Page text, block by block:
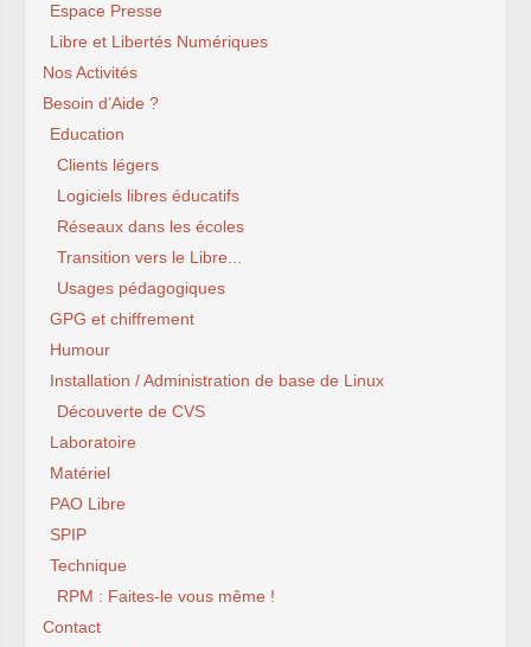
Espace Presse
Libre et Libertés Numériques
Nos Activités
Besoin d’Aide ?
Education
Clients légers
Logiciels libres éducatifs
Réseaux dans les écoles
Transition vers le Libre...
Usages pédagogiques
GPG et chiffrement
Humour
Installation / Administration de base de Linux
Découverte de CVS
Laboratoire
Matériel
PAO Libre
SPIP
Technique
RPM : Faites-le vous même !
Contact